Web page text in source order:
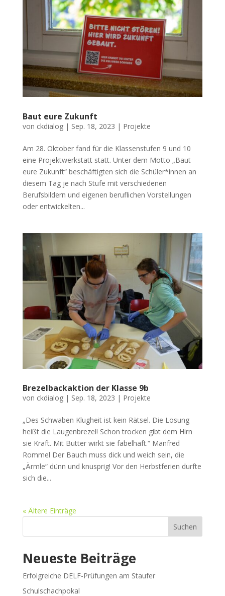
Baut eure Zukunft
von ckdialog| Sep. 18, 2023 | Projekte
Am 28. Oktober fand für die Klassenstufen 9 und 10
eine Projektwerkstatt statt. Unter dem Motto „Baut
eure Zukunft“ beschäftigten sich die Schüler*innen an
diesem Tag je nach Stufe mit verschiedenen
Berufsbildern und eigenen beruflichen Vorstellungen
oder entwickelten...
Brezelbackaktion der Klasse 9b
von ckdialog| Sep. 18, 2023 | Projekte
„Des Schwaben Klugheit ist kein Rätsel. Die Lösung
heißt die Laugenbrezel! Schon trocken gibt dem Hirn
sie Kraft. Mit Butter wirkt sie fabelhaft.“ Manfred
Rommel Der Bauch muss dick und weich sein, die
„Ärmle“ dünn und knusprig! Vor den Herbstferien durfte
sich die...
« Ältere Einträge
Suchen
Neueste Beiträge
Erfolgreiche DELF-Prüfungen am Staufer
Schulschachpokal